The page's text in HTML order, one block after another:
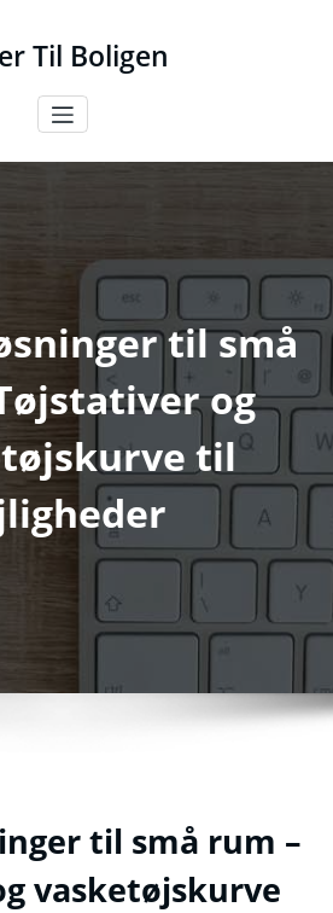
Til Boligen
til små
og
til
til små rum –
vasketøjskurve